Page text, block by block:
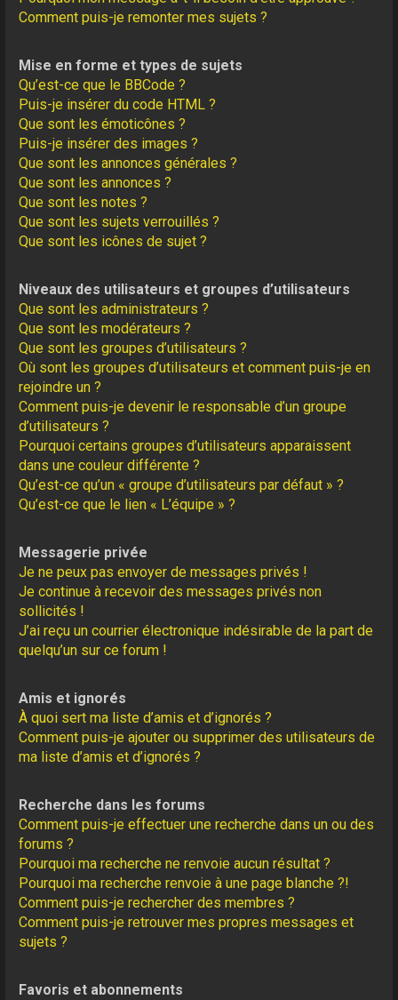
Comment puis-je remonter mes sujets ?
Mise en forme et types de sujets
Qu’est-ce que le BBCode ?
Puis-je insérer du code HTML ?
Que sont les émoticônes ?
Puis-je insérer des images ?
Que sont les annonces générales ?
Que sont les annonces ?
Que sont les notes ?
Que sont les sujets verrouillés ?
Que sont les icônes de sujet ?
Niveaux des utilisateurs et groupes d’utilisateurs
Que sont les administrateurs ?
Que sont les modérateurs ?
Que sont les groupes d’utilisateurs ?
Où sont les groupes d’utilisateurs et comment puis-je en
rejoindre un ?
Comment puis-je devenir le responsable d’un groupe
d’utilisateurs ?
Pourquoi certains groupes d’utilisateurs apparaissent
dans une couleur différente ?
Qu’est-ce qu’un « groupe d’utilisateurs par défaut » ?
Qu’est-ce que le lien « L’équipe » ?
Messagerie privée
Je ne peux pas envoyer de messages privés !
Je continue à recevoir des messages privés non
sollicités !
J’ai reçu un courrier électronique indésirable de la part de
quelqu’un sur ce forum !
Amis et ignorés
À quoi sert ma liste d’amis et d’ignorés ?
Comment puis-je ajouter ou supprimer des utilisateurs de
ma liste d’amis et d’ignorés ?
Recherche dans les forums
Comment puis-je effectuer une recherche dans un ou des
forums ?
Pourquoi ma recherche ne renvoie aucun résultat ?
Pourquoi ma recherche renvoie à une page blanche ?!
Comment puis-je rechercher des membres ?
Comment puis-je retrouver mes propres messages et
sujets ?
Favoris et abonnements